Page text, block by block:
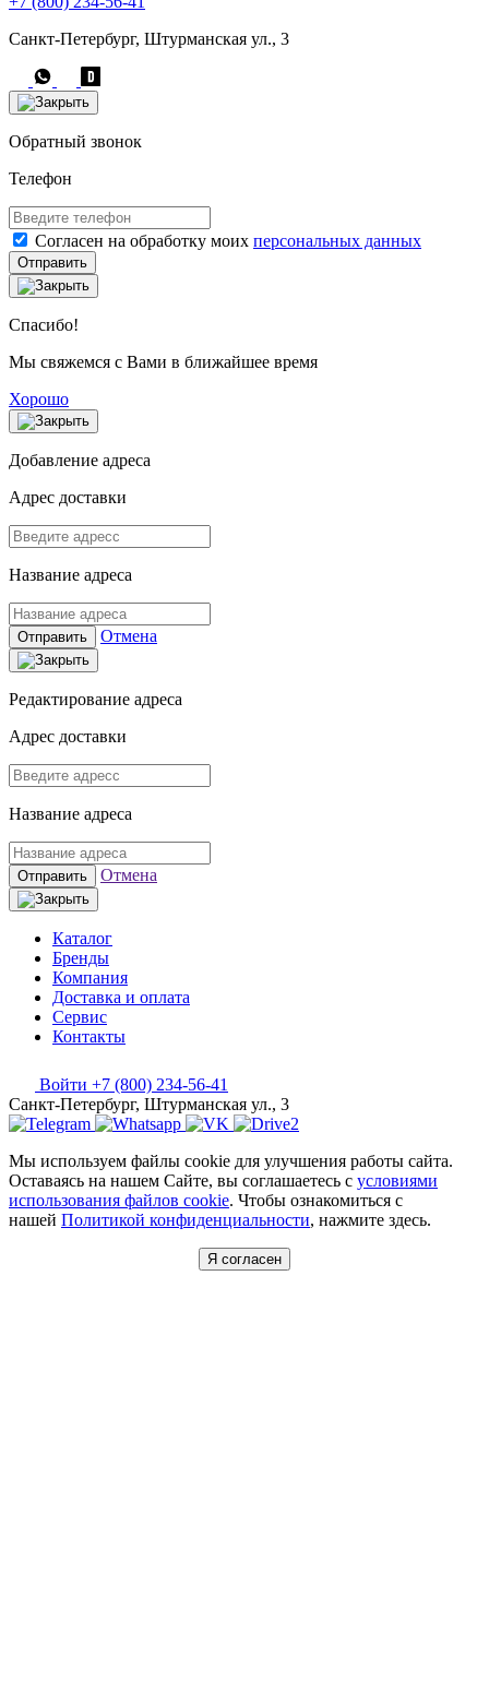
Санкт-Петербург, Штурманская ул., 3
Обратный звонок
Телефон
Согласен на обработку моих персональных данных
Отправить
Спасибо!
Мы свяжемся с Вами в ближайшее время
Хорошо
Добавление адреса
Адрес доставки
Название адреса
Отправить Отмена
Редактирование адреса
Адрес доставки
Название адреса
Отправить Отмена
Каталог
Бренды
Компания
Доставка и оплата
Сервис
Контакты
Войти +7 (800) 234-56-41
Санкт-Петербург, Штурманская ул., 3
Мы используем файлы cookie для улучшения работы сайта.
Оставаясь на нашем Сайте, вы соглашаетесь с условиями
использования файлов cookie. Чтобы ознакомиться с
нашей Политикой конфиденциальности, нажмите здесь.
Я согласен